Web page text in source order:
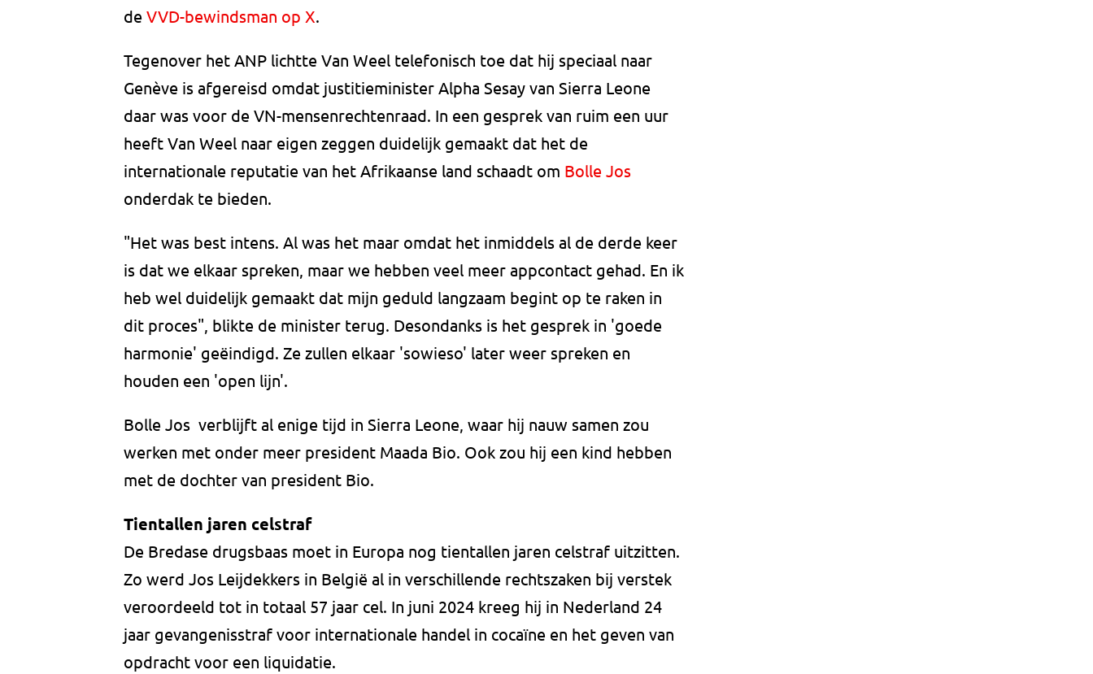
de VVD-bewindsman op X.
Tegenover het ANP lichtte Van Weel telefonisch toe dat hij speciaal naar
Genève is afgereisd omdat justitieminister Alpha Sesay van Sierra Leone
daar was voor de VN-mensenrechtenraad. In een gesprek van ruim een uur
heeft Van Weel naar eigen zeggen duidelijk gemaakt dat het de
internationale reputatie van het Afrikaanse land schaadt om Bolle Jos
onderdak te bieden.
"Het was best intens. Al was het maar omdat het inmiddels al de derde keer
is dat we elkaar spreken, maar we hebben veel meer appcontact gehad. En ik
heb wel duidelijk gemaakt dat mijn geduld langzaam begint op te raken in
dit proces", blikte de minister terug. Desondanks is het gesprek in 'goede
harmonie' geëindigd. Ze zullen elkaar 'sowieso' later weer spreken en
houden een 'open lijn'.
Bolle Jos verblijft al enige tijd in Sierra Leone, waar hij nauw samen zou
werken met onder meer president Maada Bio. Ook zou hij een kind hebben
met de dochter van president Bio.
Tientallen jaren celstraf
De Bredase drugsbaas moet in Europa nog tientallen jaren celstraf uitzitten.
Zo werd Jos Leijdekkers in België al in verschillende rechtszaken bij verstek
veroordeeld tot in totaal 57 jaar cel. In juni 2024 kreeg hij in Nederland 24
jaar gevangenisstraf voor internationale handel in cocaïne en het geven van
opdracht voor een liquidatie.